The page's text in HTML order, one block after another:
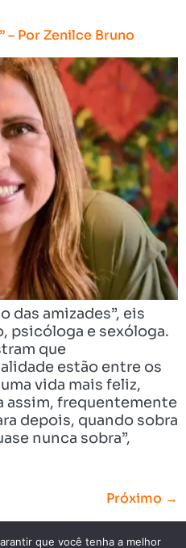
– Por Zenilce Bruno
das amizades”, eis
psicóloga e sexóloga.
que
estão entre os
vida mais feliz,
assim, frequentemente
depois, quando sobra
nunca sobra”,
Próximo →
que você tenha a melhor